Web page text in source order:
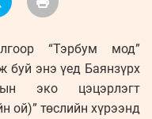
“Тэрбум мод”
буй энэ үед Баянзүрх
эко цэцэрлэгт
ой)” төслийн хүрээнд